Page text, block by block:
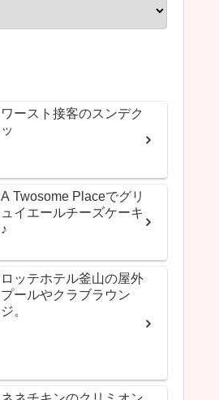
ワースト接客のスンデク
ッ
A Twosome Placeでグリ
ュイエールチーズケーキ
♪
ロッテホテル釜山の屋外
プールやクラブラウン
ジ。